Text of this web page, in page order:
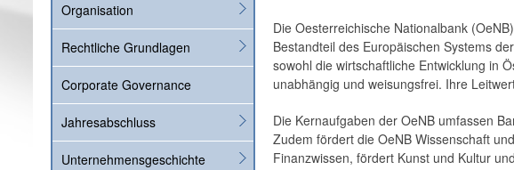
Organisation
Rechtliche Grundlagen
Corporate Governance
Jahresabschluss
Unternehmensgeschichte
Die Oesterreichische Nationalbank
Bestandteil des Europäischen Systems
sowohl die wirtschaftliche Entwicklung in
unabhängig und weisungsfrei. Ihre
Die Kernaufgaben der OeNB umfassen
Zudem fördert die OeNB Wissenschaft
Finanzwissen, fördert Kunst und Kultur